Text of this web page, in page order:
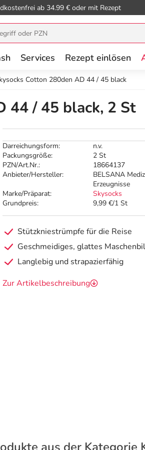
ab 34.99 € oder mit Rezept
Services Rezept einlösen
Cotton 280den AD 44 / 45 black
44 / 45 black, 2 St
Darreichungsform:
n.v.
Packungsgröße:
2 St
PZN/Art.Nr.:
18664137
Anbieter/Hersteller:
BELSANA
Erzeugnisse
Marke/Präparat:
Skysocks
Grundpreis:
9,99 €/1 St
Stützkniestrümpfe für die Reise
Geschmeidiges, glattes
Langlebig und strapazierfähig
Zur Artikelbeschreibung